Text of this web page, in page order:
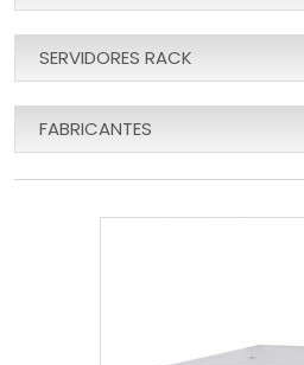
SERVIDORES RACK
FABRICANTES